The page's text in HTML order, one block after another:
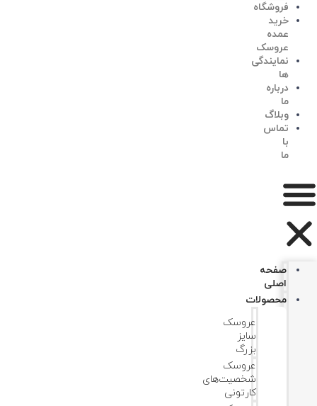
فروشگاه
خرید
عمده
عروسک
نمایندگی
ها
درباره
ما
وبلاگ
تماس
با
ما
صفحه
اصلی
محصولات
عروسک
سایز
بزرگ
عروسک‌
شخصیت‌های
کارتونی